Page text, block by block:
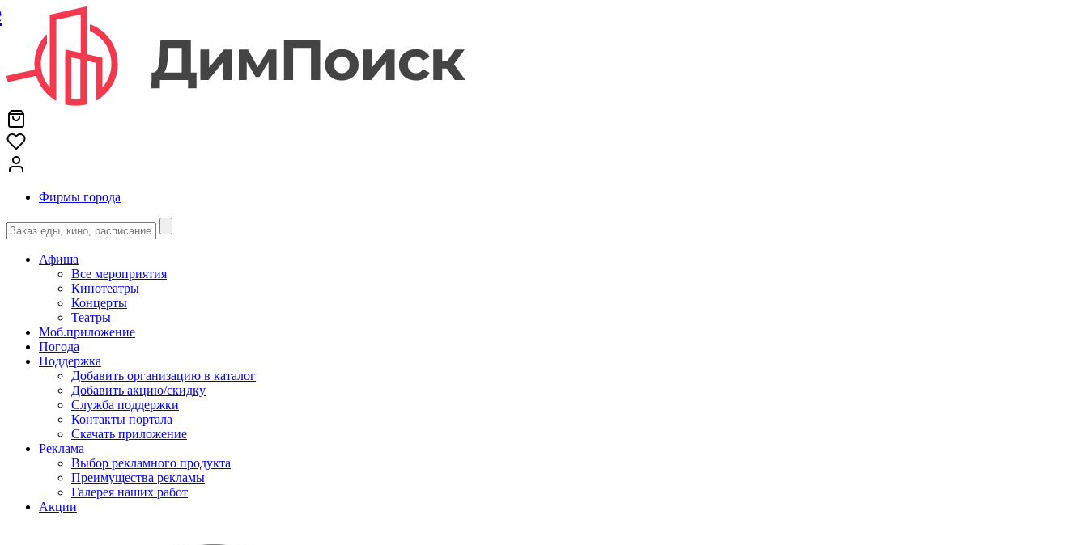
Фирмы города
Афиша
Все мероприятия
Кинотеатры
Концерты
Театры
Моб.приложение
Погода
Поддержка
Добавить организацию в каталог
Добавить акцию/скидку
Служба поддержки
Контакты портала
Скачать приложение
Реклама
Выбор рекламного продукта
Преимущества рекламы
Галерея наших работ
Акции